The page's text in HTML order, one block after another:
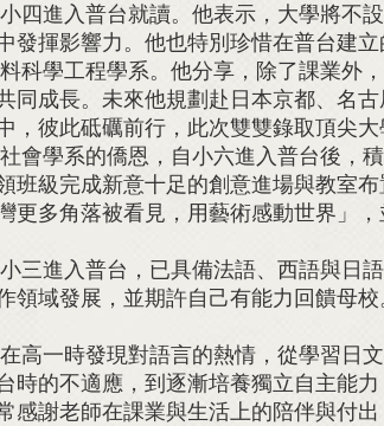
進入普台就讀。他表示，大學將不設
揮影響力。他也特別珍惜在普台建
學工程學系。他分享，除了課業外，
同成長。未來他規劃赴日本京都、名
彼此砥礪前行，此次雙雙錄取頂尖大
學系的僑恩，自小六進入普台後，積
班級完成新意十足的創意進場與教室
更多角落被看見，用藝術感動世界」
進入普台，已具備法語、西語與日
領域發展，並期許自己有能力回饋母
一時發現對語言的熱情，從學習日文
時的不適應，到逐漸培養獨立自主能
謝老師在課業與生活上的陪伴與付出